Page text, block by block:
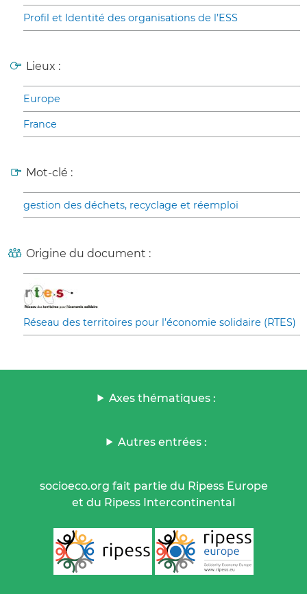
Profil et Identité des organisations de l’ESS
Lieux :
Europe
France
Mot-clé :
gestion des déchets, recyclage et réemploi
Origine du document :
Réseau des territoires pour l’économie solidaire (RTES)
Axes thématiques :
Autres entrées :
socioeco.org fait partie du Ripess Europe
et du Ripess Intercontinental